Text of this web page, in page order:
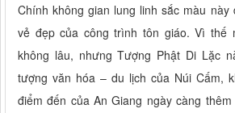
Chính không gian lung linh sắc màu này
vẻ đẹp của công trình tôn giáo. Vì thế
không lâu, nhưng Tượng Phật Di Lặc
tượng văn hóa – du lịch của Núi Cấm,
điểm đến của An Giang ngày càng